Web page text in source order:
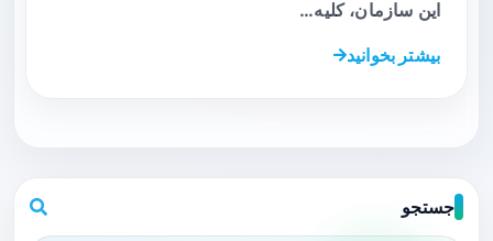
این سازمان، کلیه…
بیشتر بخوانید
جستجو